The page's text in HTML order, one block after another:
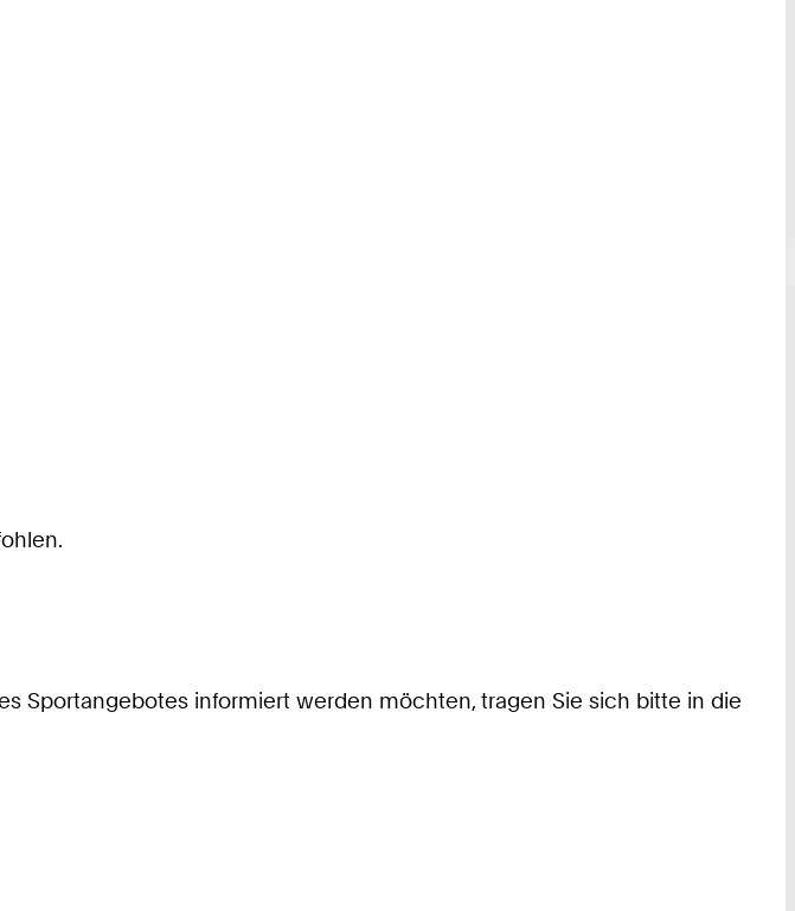
Sportangebotes informiert werden möchten, tragen Sie sich bitte in die